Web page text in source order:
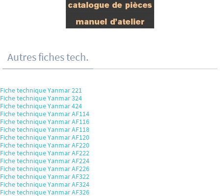
Autres fiches tech.
Fiche technique Yanmar 221
Fiche technique Yanmar 324
Fiche technique Yanmar 424
Fiche technique Yanmar AF114
Fiche technique Yanmar AF116
Fiche technique Yanmar AF118
Fiche technique Yanmar AF120
Fiche technique Yanmar AF220
Fiche technique Yanmar AF222
Fiche technique Yanmar AF224
Fiche technique Yanmar AF226
Fiche technique Yanmar AF322
Fiche technique Yanmar AF324
Fiche technique Yanmar AF326